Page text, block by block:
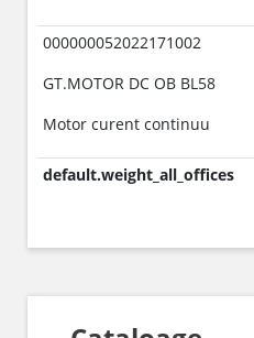
000000052022171002
GT.MOTOR DC OB BL58
Motor curent continuu
default.weight_all_offices